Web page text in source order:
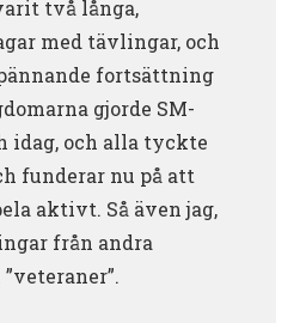
två långa,
med tävlingar, och
fortsättning
gjorde SM-
idag, och alla tyckte
funderar nu på att
aktivt. Så även jag,
från andra